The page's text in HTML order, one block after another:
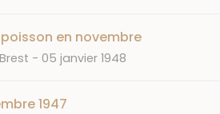
en novembre
DATE
05 janvier 1948
1947